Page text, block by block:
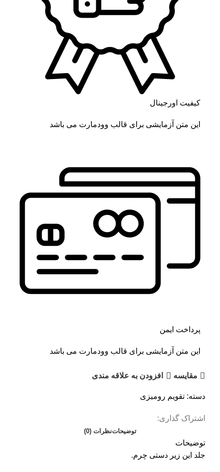
کیفیت اورجینال
این متن آزمایشی برای قالب وودمارت می باشد
پرداخت ایمن
این متن آزمایشی برای قالب وودمارت می باشد
مقايسه افزودن به علاقه مندی
دسته: تقویم رومیزی
اشتراک گذاری:
توضیحاتنظرات (0)
توضیحات
جلد این زیر دستی چرم.